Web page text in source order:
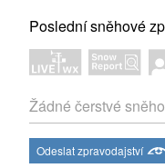
Poslední sněhové
Žádné čerstvé
Odeslat zpravodajství